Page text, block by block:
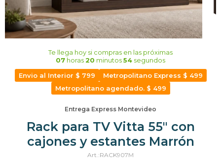
Te llega hoy si compras en las próximas
07 horas20 minutos54 segundos
Envio al Interior $ 799
Metropolitano Express $ 499
Metropolitano agendado. $ 499
Entrega Express Montevideo
Rack para TV Vitta 55" con
cajones y estantes Marrón
RACK907M